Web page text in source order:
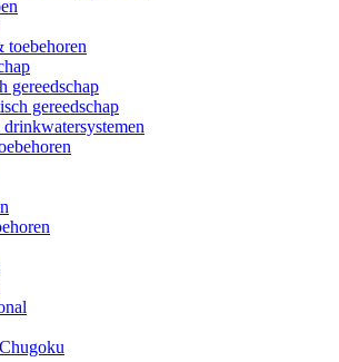
toebehoren
gereedschap
gereedschap